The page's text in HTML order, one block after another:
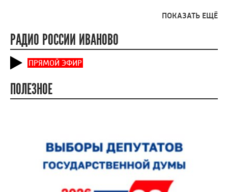
ПОКАЗАТЬ ЕЩЁ
РАДИО РОССИИ ИВАНОВО
ПРЯМОЙ ЭФИР
ПОЛЕЗНОЕ